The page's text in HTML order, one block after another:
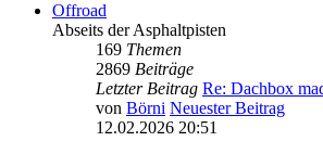
Offroad
Abseits der Asphaltpisten
169 Themen
2869 Beiträge
Letzter Beitrag Re: Dachbox
von Börni Neuester Beitrag
12.02.2026 20:51